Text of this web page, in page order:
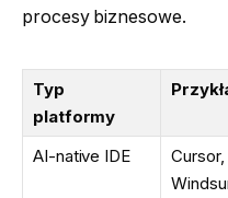
procesy biznesowe.
Typ
platformy
AI-native IDE
Cursor,